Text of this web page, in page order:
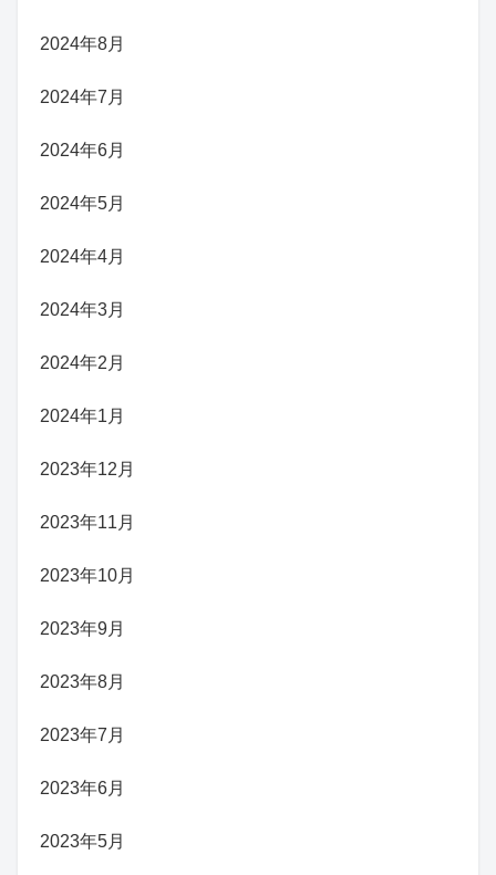
2024年8月
2024年7月
2024年6月
2024年5月
2024年4月
2024年3月
2024年2月
2024年1月
2023年12月
2023年11月
2023年10月
2023年9月
2023年8月
2023年7月
2023年6月
2023年5月